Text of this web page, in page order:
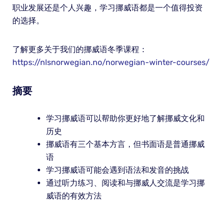
职业发展还是个人兴趣，学习挪威语都是一个值得投资
的选择。
了解更多关于我们的挪威语冬季课程：
https://nlsnorwegian.no/norwegian-winter-courses/
摘要
学习挪威语可以帮助你更好地了解挪威文化和
历史
挪威语有三个基本方言，但书面语是普通挪威
语
学习挪威语可能会遇到语法和发音的挑战
通过听力练习、阅读和与挪威人交流是学习挪
威语的有效方法